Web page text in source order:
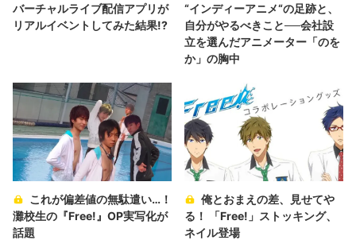
バーチャルライブ配信アプリが
リアルイベントしてみた結果!?
“インディーアニメ“の足跡と、
自分がやるべきこと──会社設
立を選んだアニメーター「のを
か」の胸中
これが偏差値の無駄遣い…！
灘校生の『Free!』OP実写化が
話題
俺とおまえの差、見せてや
る！ 「Free!」ストッキング、
ネイル登場